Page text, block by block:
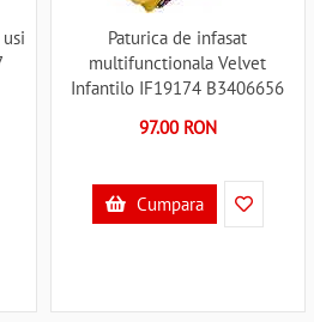
Paturica de infasat
multifunctionala Velvet
Infantilo IF19174 B3406656
97.00 RON
Cumpara